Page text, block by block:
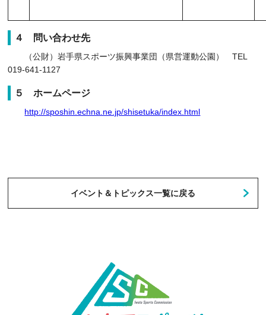
４ 問い合わせ先
（公財）岩手県スポーツ振興事業団（県営運動公園） TEL
019-641-1127
５ ホームページ
http://sposhin.echna.ne.jp/shisetuka/index.html
イベント＆トピックス一覧に戻る